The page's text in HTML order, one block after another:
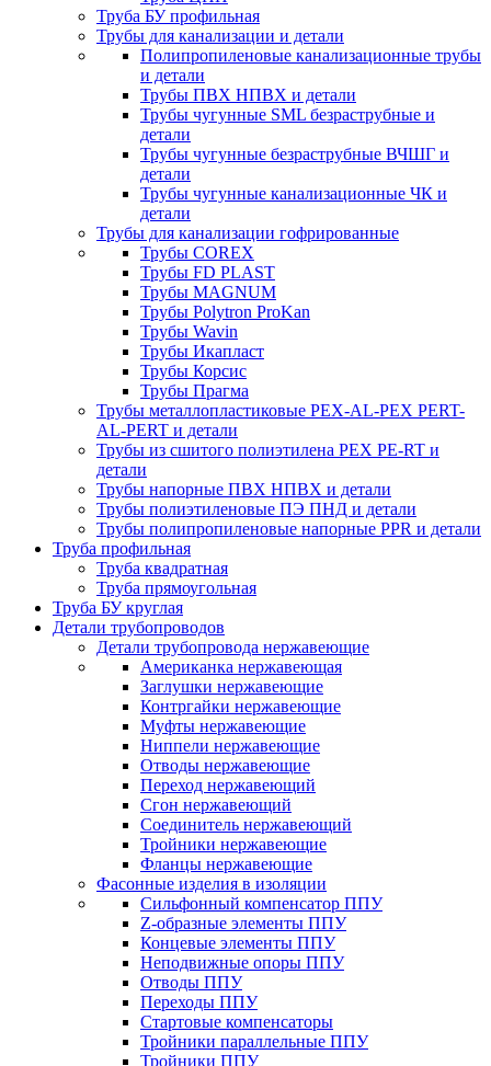
Труба БУ профильная
Трубы для канализации и детали
Полипропиленовые канализационные трубы
и детали
Трубы ПВХ НПВХ и детали
Трубы чугунные SML безраструбные и
детали
Трубы чугунные безраструбные ВЧШГ и
детали
Трубы чугунные канализационные ЧК и
детали
Трубы для канализации гофрированные
Трубы COREX
Трубы FD PLAST
Трубы MAGNUM
Трубы Polytron ProKan
Трубы Wavin
Трубы Икапласт
Трубы Корсис
Трубы Прагма
Трубы металлопластиковые PEX-AL-PEX PERT-
AL-PERT и детали
Трубы из сшитого полиэтилена PEX PE-RT и
детали
Трубы напорные ПВХ НПВХ и детали
Трубы полиэтиленовые ПЭ ПНД и детали
Трубы полипропиленовые напорные PPR и детали
Труба профильная
Труба квадратная
Труба прямоугольная
Труба БУ круглая
Детали трубопроводов
Детали трубопровода нержавеющие
Американка нержавеющая
Заглушки нержавеющие
Контргайки нержавеющие
Муфты нержавеющие
Ниппели нержавеющие
Отводы нержавеющие
Переход нержавеющий
Сгон нержавеющий
Соединитель нержавеющий
Тройники нержавеющие
Фланцы нержавеющие
Фасонные изделия в изоляции
Cильфонный компенсатор ППУ
Z-образные элементы ППУ
Концевые элементы ППУ
Неподвижные опоры ППУ
Отводы ППУ
Переходы ППУ
Стартовые компенсаторы
Тройники параллельные ППУ
Тройники ППУ